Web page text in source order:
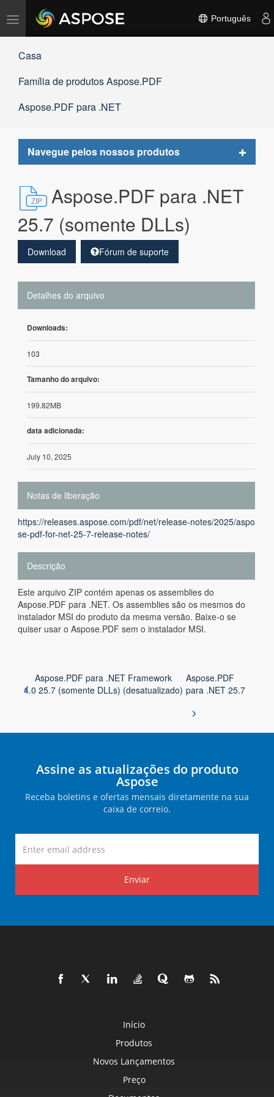
Alternar
navegação
Português
Casa
Família de produtos Aspose.PDF
Aspose.PDF para .NET
Navegue pelos nossos produtos
Toggle
Aspose.PDF para .NET
25.7 (somente DLLs)
Download Fórum de suporte
Detalhes do arquivo
Downloads:
103
Tamanho do arquivo:
199.82MB
data adicionada:
July 10, 2025
Notas de liberação
https://releases.aspose.com/pdf/net/release-notes/2025/aspo
se-pdf-for-net-25-7-release-notes/
Descrição
Este arquivo ZIP contém apenas os assemblies do
Aspose.PDF para .NET. Os assemblies são os mesmos do
instalador MSI do produto da mesma versão. Baixe-o se
quiser usar o Aspose.PDF sem o instalador MSI.
Aspose.PDF para .NET Framework
4.0 25.7 (somente DLLs) (desatualizado)
Aspose.PDF
para .NET 25.7
Assine as atualizações do produto
Aspose
Receba boletins e ofertas mensais diretamente na sua
caixa de correio.
Enviar
Início
Produtos
Novos Lançamentos
Preço